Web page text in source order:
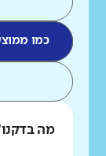
כמו
מה